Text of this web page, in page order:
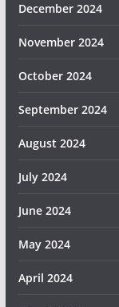
December 2024
November 2024
October 2024
September 2024
August 2024
July 2024
June 2024
May 2024
April 2024